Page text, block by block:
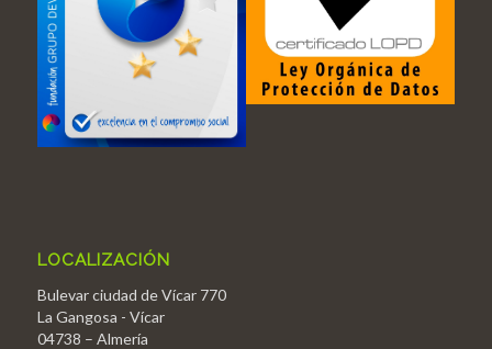
LOCALIZACIÓN
Bulevar ciudad de Vícar 770
La Gangosa - Vícar
04738 – Almería